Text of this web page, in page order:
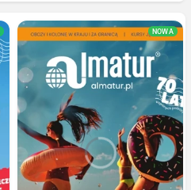
NOWA